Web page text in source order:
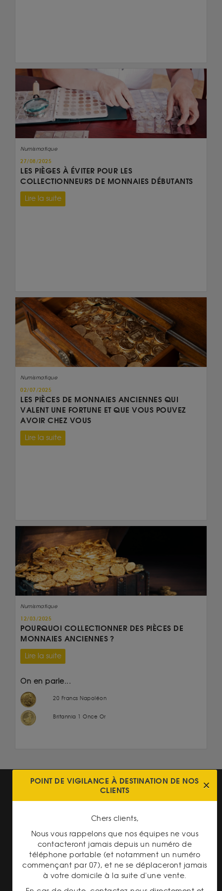
Numismatique
27/08/2025
LES PIÈGES À ÉVITER POUR LES
COLLECTIONNEURS DE MONNAIES DÉBUTANTS
Lire la suite
Numismatique
02/07/2025
LES PIÈCES DE MONNAIES ANCIENNES QUI
VALENT UNE FORTUNE ET QUE VOUS POUVEZ
AVOIR CHEZ VOUS
Lire la suite
Numismatique
12/03/2025
POURQUOI COLLECTIONNER DES PIÈCES DE
MONNAIES ANCIENNES ?
Lire la suite
On en parle...
20 Francs Napoléon
Britannia 1 Once Or
LIVRAISON ASSURÉE
POINT DE VIGILANCE À DESTINATION DE NOS
CLIENTS
Chers clients,
Nous vous rappelons que nos équipes ne vous
contacteront jamais depuis un numéro de
téléphone portable (et notamment un numéro
commençant par 07), et ne se déplaceront jamais
à votre domicile à la suite d'une vente.